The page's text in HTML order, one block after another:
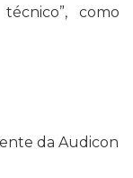
como
da Audicon